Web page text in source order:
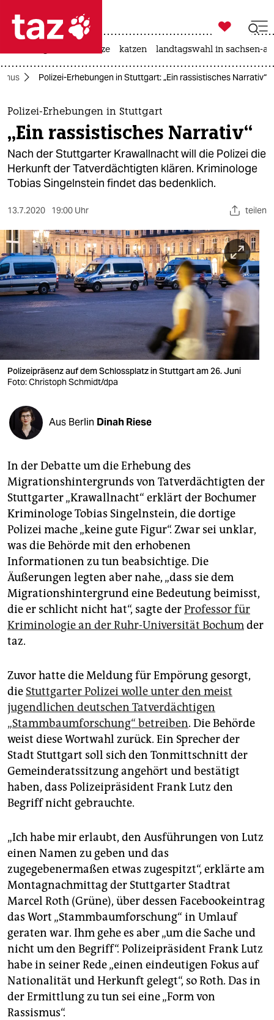
 taz zahl ich
taz zahl ich
themen
politik
öko
gesellschaft
sport
berlin
nord
wahrheit
verlag
verlag
veranstaltungen
shop
unterstützen
abo
genossenschaft
epaper login

taz zahl ich
hitze katzen landtagswahl in sachsen-
Polizei-Erhebungen in Stuttgart: „Ein rassistisches Narrativ“
Polizei-Erhebungen in Stuttgart
„Ein rassistisches Narrativ“
Nach der Stuttgarter Krawallnacht will die Polizei die
Herkunft der Tatverdächtigten klären. Kriminologe
Tobias Singelnstein findet das bedenklich.
13.7.2020 19:00 Uhr teilen
Polizeipräsenz auf dem Schlossplatz in Stuttgart am 26. Juni
Foto: Christoph Schmidt/dpa
Aus Berlin Dinah Riese
In der Debatte um die Erhebung des
Migrationshintergrunds von Tatverdächtigten der
Stuttgarter „Krawallnacht“ erklärt der Bochumer
Kriminologe Tobias Singelnstein, die dortige
Polizei mache „keine gute Figur“. Zwar sei unklar,
was die Behörde mit den erhobenen
Informationen zu tun beabsichtige. Die
Äußerungen legten aber nahe, „dass sie dem
Migrationshintergrund eine Bedeutung beimisst,
die er schlicht nicht hat“, sagte derProfessor für
Kriminologie an der Ruhr-Universität Bochumder
taz.
Zuvor hatte die Meldung für Empörung gesorgt,
die Stuttgarter Polizei wolle unter den meist
jugendlichen deutschen Tatverdächtigen
„Stammbaumforschung“ betreiben. Die Behörde
weist diese Wortwahl zurück. Ein Sprecher der
Stadt Stuttgart soll sich den Tonmittschnitt der
Gemeinderatssitzung angehört und bestätigt
haben, dass Polizeipräsident Frank Lutz den
Begriff nicht gebrauchte.
„Ich habe mir erlaubt, den Ausführungen von Lutz
einen Namen zu geben und das
zugegebenermaßen etwas zugespitzt“, erklärte am
Montagnachmittag der Stuttgarter Stadtrat
Marcel Roth (Grüne), über dessen Facebookeintrag
das Wort „Stammbaumforschung“ in Umlauf
geraten war. Ihm gehe es aber „um die Sache und
nicht um den Begriff“. Polizeipräsident Frank Lutz
habe in seiner Rede „einen eindeutigen Fokus auf
Nationalität und Herkunft gelegt“, so Roth. Das in
der Ermittlung zu tun sei eine „Form von
Rassismus“.